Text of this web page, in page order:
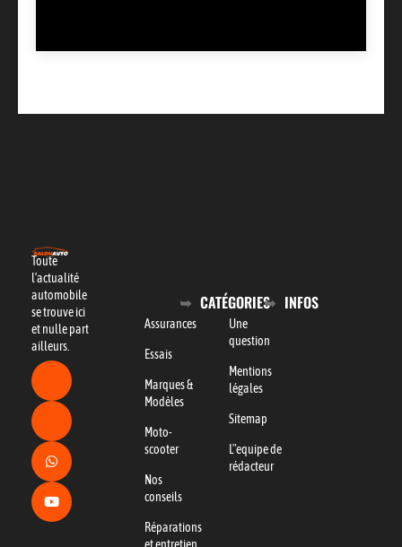
Toute
l’actualité
automobile
se trouve ici
et nulle part
ailleurs.
CATÉGORIES
Assurances
Essais
Marques &
Modèles
Moto-
scooter
Nos
conseils
Réparations
INFOS
Une
question
Mentions
légales
Sitemap
L"equipe de
rédacteur